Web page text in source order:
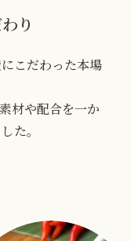
り
こだわった本場
材や配合を一か
た。